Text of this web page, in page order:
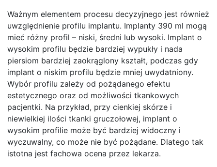
Ważnym elementem procesu decyzyjnego jest również
uwzględnienie profilu implantu. Implanty 390 ml mogą
mieć różny profil – niski, średni lub wysoki. Implant o
wysokim profilu będzie bardziej wypukły i nada
piersiom bardziej zaokrąglony kształt, podczas gdy
implant o niskim profilu będzie mniej uwydatniony.
Wybór profilu zależy od pożądanego efektu
estetycznego oraz od możliwości tkankowych
pacjentki. Na przykład, przy cienkiej skórze i
niewielkiej ilości tkanki gruczołowej, implant o
wysokim profilie może być bardziej widoczny i
wyczuwalny, co może nie być pożądane. Dlatego tak
istotna jest fachowa ocena przez lekarza.